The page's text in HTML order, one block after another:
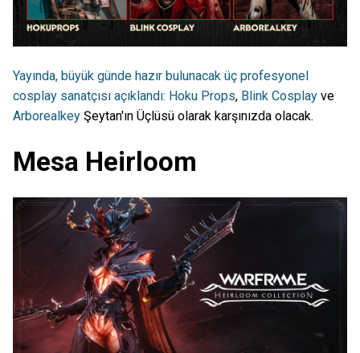
Yayında, büyük günde hazır bulunacak üç profesyonel
cosplay sanatçısı açıklandı: Hoku Props, Blink Cosplay ve
Arborealkey Şeytan'ın Üçlüsü olarak karşınızda olacak.
Mesa Heirloom